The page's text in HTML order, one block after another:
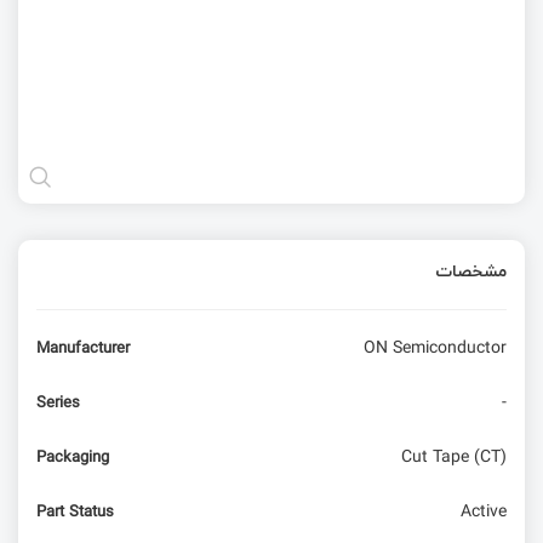
مشخصات
Manufacturer ON Semiconductor
Series -
Packaging Cut Tape (CT)
Part Status Active